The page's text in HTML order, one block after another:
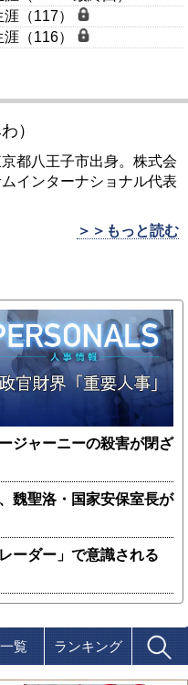
（117）
（116）
）
都八王子市出身。株式会
インターナショナル代表
＞＞もっと読む
ジャーニーの殺害が閉ざ
魏聖洛・国家安保室長が
ーダー」で意識される
覧 ランキング